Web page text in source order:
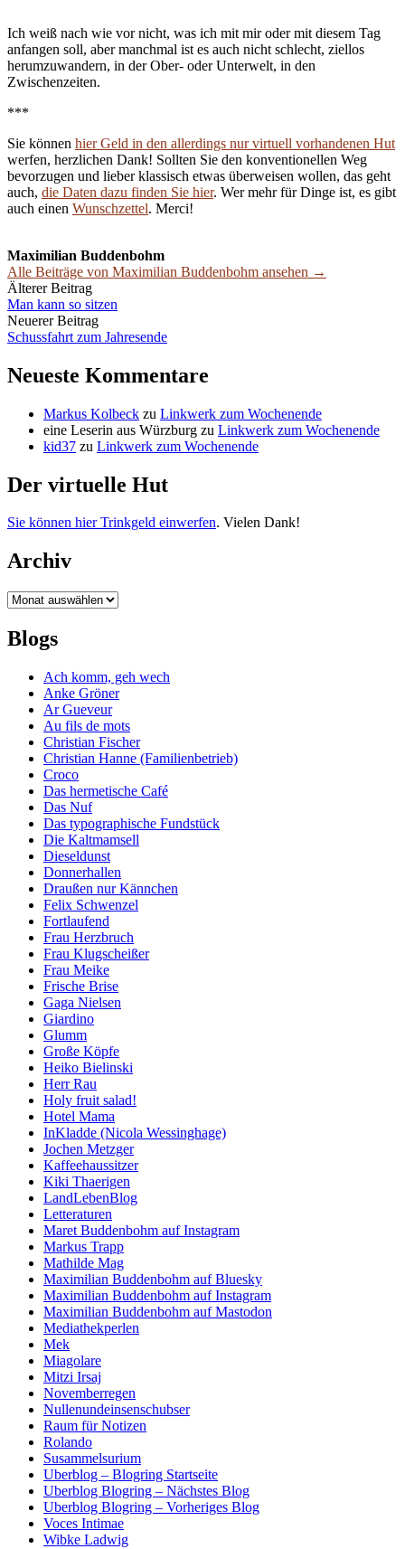
Ich weiß nach wie vor nicht, was ich mit mir oder mit diesem Tag
anfangen soll, aber manchmal ist es auch nicht schlecht, ziellos
herumzuwandern, in der Ober- oder Unterwelt, in den
Zwischenzeiten.
***
Sie können hier Geld in den allerdings nur virtuell vorhandenen Hut
werfen, herzlichen Dank! Sollten Sie den konventionellen Weg
bevorzugen und lieber klassisch etwas überweisen wollen, das geht
auch, die Daten dazu finden Sie hier. Wer mehr für Dinge ist, es gibt
auch einen Wunschzettel. Merci!
Maximilian Buddenbohm
Alle Beiträge von Maximilian Buddenbohm ansehen →
Beitrags-
Navigation
Älterer Beitrag
Man kann so sitzen
Neuerer Beitrag
Schussfahrt zum Jahresende
Neueste Kommentare
Markus Kolbeck zu Linkwerk zum Wochenende
eine Leserin aus Würzburg zu Linkwerk zum Wochenende
kid37 zu Linkwerk zum Wochenende
Der virtuelle Hut
Sie können hier Trinkgeld einwerfen. Vielen Dank!
Archiv
Archiv
Blogs
Ach komm, geh wech
Anke Gröner
Ar Gueveur
Au fils de mots
Christian Fischer
Christian Hanne (Familienbetrieb)
Croco
Das hermetische Café
Das Nuf
Das typographische Fundstück
Die Kaltmamsell
Dieseldunst
Donnerhallen
Draußen nur Kännchen
Felix Schwenzel
Fortlaufend
Frau Herzbruch
Frau Klugscheißer
Frau Meike
Frische Brise
Gaga Nielsen
Giardino
Glumm
Große Köpfe
Heiko Bielinski
Herr Rau
Holy fruit salad!
Hotel Mama
InKladde (Nicola Wessinghage)
Jochen Metzger
Kaffeehaussitzer
Kiki Thaerigen
LandLebenBlog
Letteraturen
Maret Buddenbohm auf Instagram
Markus Trapp
Mathilde Mag
Maximilian Buddenbohm auf Bluesky
Maximilian Buddenbohm auf Instagram
Maximilian Buddenbohm auf Mastodon
Mediathekperlen
Mek
Miagolare
Mitzi Irsaj
Novemberregen
Nullenundeinsenschubser
Raum für Notizen
Rolando
Susammelsurium
Uberblog – Blogring Startseite
Uberblog Blogring – Nächstes Blog
Uberblog Blogring – Vorheriges Blog
Voces Intimae
Wibke Ladwig